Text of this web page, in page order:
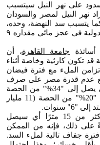
سدود على نهر النيل سيتسبب
نهر النيل لمصر والسودان
حوالي ١٨ مليار م3، كما يتسبب سد النهضة، وحده،
حسب الدراسات المصرية والدولية في عجز مائي مقداره ٩
أساتذة جامعة القاهرة، أن
قد تكون كارثية وخاصة أثناء
تزامن الملء مع فترة فيضان
عدم قدرة مصر على صرف
حصتها من المياه بعجز أقصى يصل إلى "34%" من الحصة
(19 مليار م3) وبعجز متوسط "20%" من الحصة (11 مليار
سيقل عمق المياه بمقدار أكثر من 15 مترًا أي سيصل
مترًا. وبناءً على ذلك، فإنه من الممكن
جفاف تالية لملء السد.